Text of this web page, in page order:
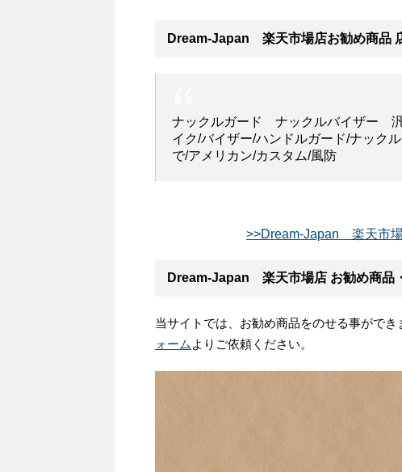
Dream-Japan 楽天市場店お勧め商品
ナックルガード ナックルバイザー 汎
イク/バイザー/ハンドルガード/ナック
で/アメリカン/カスタム/風防
>>Dream-Japan 楽天市
Dream-Japan 楽天市場店 お勧め商品
当サイトでは、お勧め商品をのせる事ができ
ォーム よりご依頼ください。